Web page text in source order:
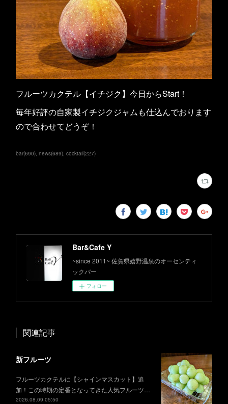
フルーツカクテル【イチジク】今日からStart！
毎年好評の自家製イチジクジャムも仕込んでおります
ので合わせてどうぞ！
bar(690) news(689) cocktail(227)
Bar&Cafe Y
~since 2011~ 佐賀県嬉野温泉のオーセンティ
ックバー
フォロー
関連記事
新フルーツ
フルーツカクテルに【シャインマスカット】追
加！この時期の定番となってきた人気フルーツ…
2026.08.09 05:50